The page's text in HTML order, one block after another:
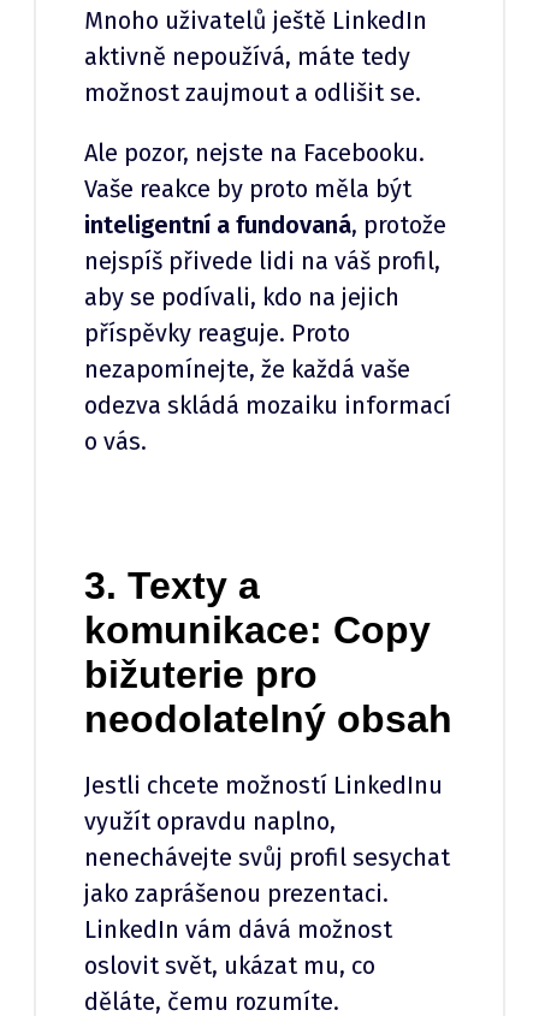
Mnoho uživatelů ještě LinkedIn
aktivně nepoužívá, máte tedy
možnost zaujmout a odlišit se.
Ale pozor, nejste na Facebooku.
Vaše reakce by proto měla být
inteligentní a fundovaná, protože
nejspíš přivede lidi na váš profil,
aby se podívali, kdo na jejich
příspěvky reaguje. Proto
nezapomínejte, že každá vaše
odezva skládá mozaiku informací
o vás.
3. Texty a
komunikace: Copy
bižuterie pro
neodolatelný obsah
Jestli chcete možností LinkedInu
využít opravdu naplno,
nenechávejte svůj profil sesychat
jako zaprášenou prezentaci.
LinkedIn vám dává možnost
oslovit svět, ukázat mu, co
děláte, čemu rozumíte.